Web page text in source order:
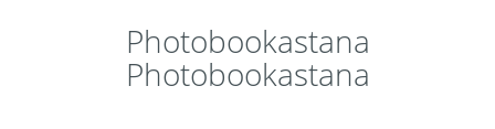
Фото на холсте с
подрамником
Photobookastana
Photobookastana